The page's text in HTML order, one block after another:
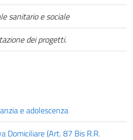
sanitario e sociale
dei progetti.
e adolescenza
Domiciliare (Art. 87 Bis R.R.